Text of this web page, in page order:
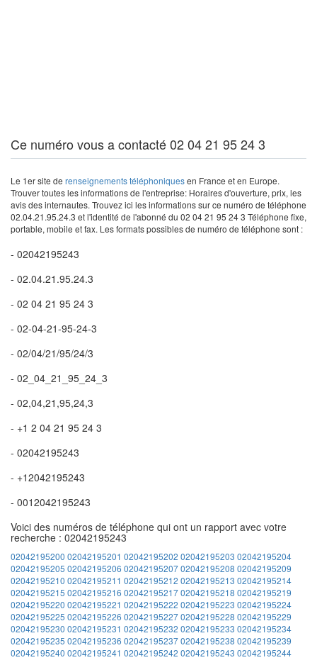
Ce numéro vous a contacté 02 04 21 95 24 3
Le 1er site de renseignements téléphoniquesen France et en Europe.
Trouver toutes les informations de l'entreprise: Horaires d'ouverture, prix, les
avis des internautes. Trouvez ici les informations sur ce numéro de téléphone
02.04.21.95.24.3 et l'identité de l'abonné du 02 04 21 95 24 3 Téléphone fixe,
portable, mobile et fax. Les formats possibles de numéro de téléphone sont :
- 02042195243
- 02.04.21.95.24.3
- 02 04 21 95 24 3
- 02-04-21-95-24-3
- 02/04/21/95/24/3
- 02_04_21_95_24_3
- 02,04,21,95,24,3
- +1 2 04 21 95 24 3
- 02042195243
- +12042195243
- 0012042195243
Voici des numéros de téléphone qui ont un rapport avec votre
recherche : 02042195243
02042195200 02042195201 02042195202 02042195203 02042195204
02042195205 02042195206 0204219520702042195208 02042195209
02042195210 02042195211 02042195212 02042195213 02042195214
02042195215 02042195216 0204219521702042195218 02042195219
02042195220 02042195221 02042195222 02042195223 02042195224
02042195225 02042195226 0204219522702042195228 02042195229
02042195230 02042195231 02042195232 02042195233 02042195234
02042195235 02042195236 0204219523702042195238 02042195239
02042195240 02042195241 02042195242 02042195243 02042195244